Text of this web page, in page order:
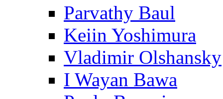
Parvathy Baul
Keiin Yoshimura
Vladimir Olshansky
I Wayan Bawa